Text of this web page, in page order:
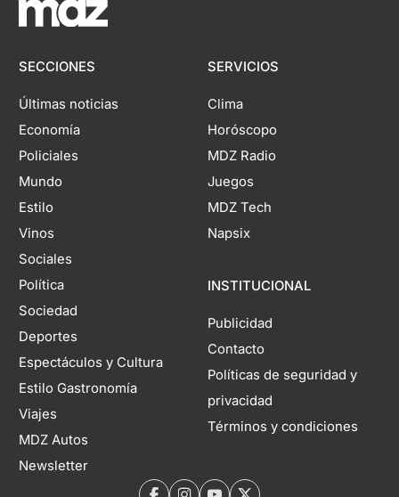
SECCIONES
Últimas noticias
Economía
Policiales
Mundo
Estilo
Vinos
Sociales
Política
Sociedad
Deportes
Espectáculos y Cultura
Estilo Gastronomía
Viajes
MDZ Autos
Newsletter
SERVICIOS
Clima
Horóscopo
MDZ Radio
Juegos
MDZ Tech
Napsix
INSTITUCIONAL
Publicidad
Contacto
Políticas de seguridad y
privacidad
Términos y condiciones